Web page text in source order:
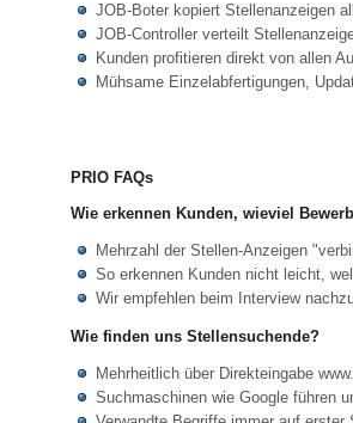
JOB-Boter kopiert Stellenanzeigen
JOB-Controller verteilt
Kunden profitieren direkt von allen
Mühsame Einzelabfertigungen,
PRIO FAQs
Wie erkennen Kunden, wieviel
Mehrzahl der Stellen-Anzeigen
So erkennen Kunden nicht leicht,
Wir empfehlen beim Interview
Wie finden uns Stellensuchende?
Mehrheitlich über Direkteingabe
Suchmaschinen wie Google führen